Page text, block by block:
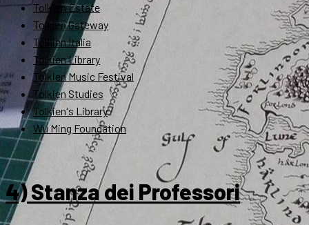
Tolkien Estate
Tolkien Gateway
Tolkien Italia
Tolkien Library
Tolkien Music Festival
Tolkien Studies
Tolkien's Library
Wu Ming Foundation
4) Stanza dei Professori